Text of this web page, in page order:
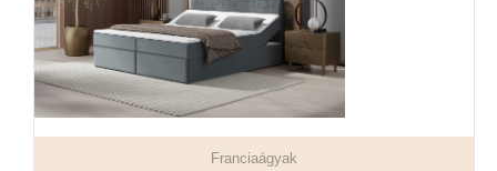
Részletek...Franciaágyak